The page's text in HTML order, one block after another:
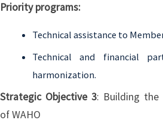
Priority programs:
Technical assistance to
Technical and financial
harmonization.
Strategic Objective 3: Building
of WAHO